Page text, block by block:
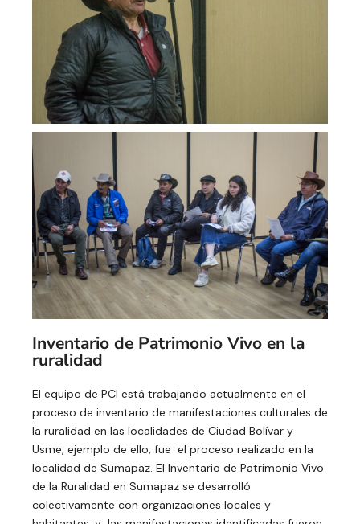
Inventario de Patrimonio Vivo en la
ruralidad
El equipo de PCI está trabajando actualmente en el
proceso de inventario de manifestaciones culturales de
la ruralidad en las localidades de Ciudad Bolívar y
Usme, ejemplo de ello, fue el proceso realizado en la
localidad de Sumapaz. El Inventario de Patrimonio Vivo
de la Ruralidad en Sumapaz se desarrolló
colectivamente con organizaciones locales y